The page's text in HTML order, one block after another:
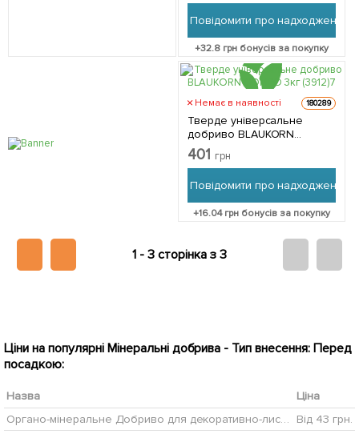
Повідомити про надходження
+32.8 грн бонусів за покупку
Немає в наявності 180289
Тверде універсальне
добриво BLAUKORN
COMPO 3кг (3912)
401 грн
Повідомити про надходження
+16.04грн бонусів за покупку
1 -3 сторінка з 3
Ціни на популярні Мінеральні добрива - Тип внесення: Перед
посадкою:
Назва
Ціна
Органо-мінеральне Добриво для декоративно-листяних рослин ТМ "Чарівна суміш" 500мл
Від 43 грн.